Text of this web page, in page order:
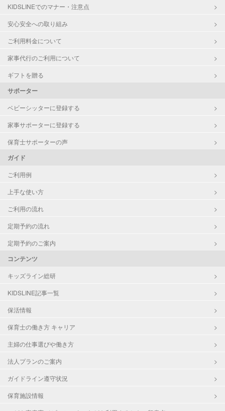
KIDSLINEでのマナー・注意点
安心安全への取り組み
ご利用料金について
家事代行のご利用について
ギフトを贈る
サポーター
ベビーシッターに登録する
家事サポーターに登録する
保育士サポーターの声
ガイド
ご利用例
上手な使い方
ご利用の流れ
定期予約の流れ
定期予約のご案内
コンテンツ
キッズライン総研
KIDSLINE記事一覧
保活情報
保育士の働き方 キャリア
主婦の仕事選びや働き方
法人プランのご案内
ガイドライン遵守状況
保育施設情報